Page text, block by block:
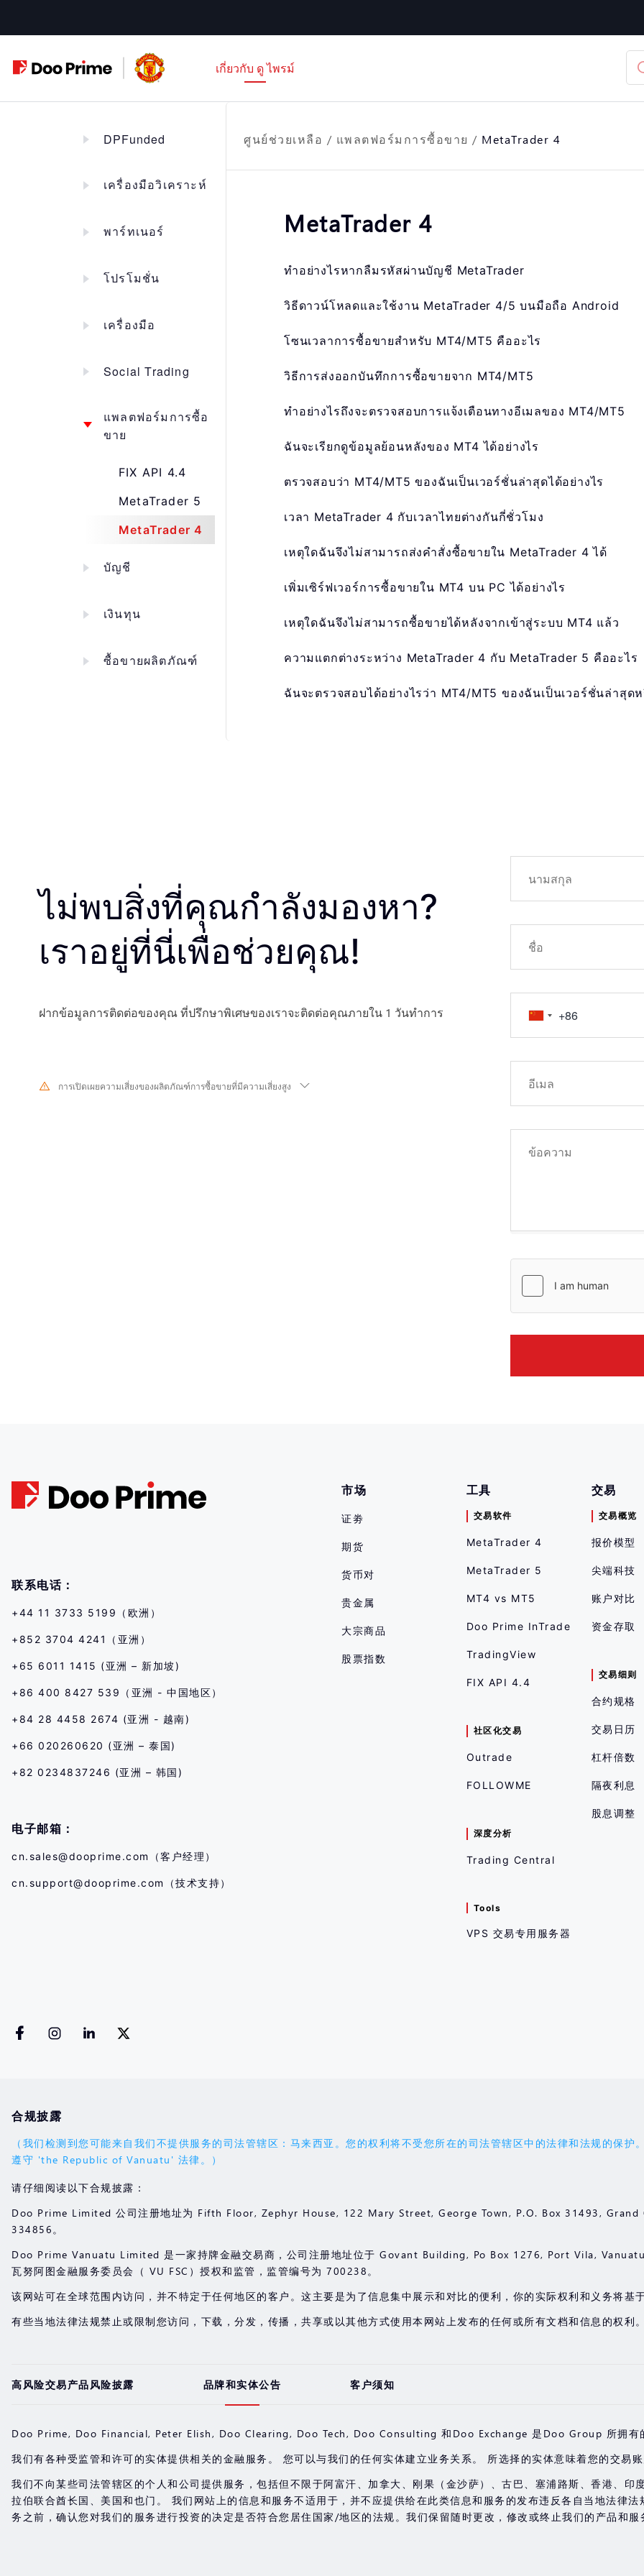
ไป
เนื้อหา
เกี่ยวกับ ดู ไพรม์
DPFunded
เครื่องมือวิเคราะห์
พาร์ทเนอร์
โปรโมชั่น
เครื่องมือ
Social Trading
แพลตฟอร์มการซื้อ
ขาย
FIX API 4.4
MetaTrader 5
MetaTrader 4
บัญชี
เงินทุน
ซื้อขายผลิตภัณฑ์
ศูนย์ช่วยเหลือ / แพลตฟอร์มการซื้อขาย / MetaTrader 4
MetaTrader 4
ทำอย่างไรหากลืมรหัสผ่านบัญชี MetaTrader
วิธีดาวน์โหลดและใช้งาน MetaTrader 4/5 บนมือถือ Android
โซนเวลาการซื้อขายสำหรับ MT4/MT5 คืออะไร
วิธีการส่งออกบันทึกการซื้อขายจาก MT4/MT5
ทำอย่างไรถึงจะตรวจสอบการแจ้งเตือนทางอีเมลของ MT4/MT5
ฉันจะเรียกดูข้อมูลย้อนหลังของ MT4 ได้อย่างไร
ตรวจสอบว่า MT4/MT5 ของฉันเป็นเวอร์ชั่นล่าสุดได้อย่างไร
เวลา MetaTrader 4 กับเวลาไทยต่างกันกี่ชั่วโมง
เหตุใดฉันจึงไม่สามารถส่งคำสั่งซื้อขายใน MetaTrader 4 ได้
เพิ่มเซิร์ฟเวอร์การซื้อขายใน MT4 บน PC ได้อย่างไร
เหตุใดฉันจึงไม่สามารถซื้อขายได้หลังจากเข้าสู่ระบบ MT4 แล้ว
ความแตกต่างระหว่าง MetaTrader 4 กับ MetaTrader 5 คืออะไร
ฉันจะตรวจสอบได้อย่างไรว่า MT4/MT5 ของฉันเป็นเวอร์ชั่นล่าสุด
ไม่พบสิ่งที่คุณกำลังมองหา?
เราอยู่ที่นี่เพื่อช่วยคุณ!
ฝากข้อมูลการติดต่อของคุณ ที่ปรึกษาพิเศษของเราจะติดต่อคุณภายใน 1 วันทำการ
การเปิดเผยความเสี่ยงของผลิตภัณฑ์การซื้อขายที่มีความเสี่ยงสูง
联系电话：
+44 11 3733 5199（欧洲）
+852 3704 4241（亚洲）
+65 6011 1415 (亚洲 – 新加坡)
+86 400 8427 539（亚洲 - 中国地区）
+84 28 4458 2674 (亚洲 - 越南)
+66 020260620 (亚洲 – 泰国)
+82 0234837246 (亚洲 – 韩国)
电子邮箱：
cn.sales@dooprime.com （客户经理）
cn.support@dooprime.com （技术支持）
市场
证劵
期货
货币对
贵金属
大宗商品
股票指数
工具
交易软件
MetaTrader 4
MetaTrader 5
MT4 vs MT5
Doo Prime InTrade
TradingView
FIX API 4.4
社区化交易
Outrade
FOLLOWME
深度分析
Trading Central
Tools
VPS 交易专用服务器
交易
交易概览
报价模型
尖端科技
账户对比
资金存取
交易细则
合约规格
交易日历
杠杆倍数
隔夜利息
股息调整
合规披露
（我们检测到您可能来自我们不提供服务的司法管辖区：马来西亚。您的权利将不受您所在的司法管辖区中的法律和法规的
遵守 'the Republic of Vanuatu' 法律。）
请仔细阅读以下合规披露：
Doo Prime Limited 公司注册地址为 Fifth Floor, Zephyr House, 122 Mary Street, George Town, P.O. Box 31493, Grand
334856。
Doo Prime Vanuatu Limited 是一家持牌金融交易商，公司注册地址位于 Govant Building, Po Box 1276, Port Vila,
瓦努阿图金融服务委员会（ VU FSC）授权和监管，监管编号为 700238。
该网站可在全球范围内访问，并不特定于任何地区的客户。这主要是为了信息集中展示和对比的便利，你的实际权利和义务将基
有些当地法律法规禁止或限制您访问，下载，分发，传播，共享或以其他方式使用本网站上发布的任何或所有文档和信息的权利。
高风险交易产品风险披露 品牌和实体公告 客户须知
Doo Prime, Doo Financial, Peter Elish, Doo Clearing, Doo Tech, Doo Consulting 和Doo Exchange 是Doo Group 所拥有的
我们有各种受监管和许可的实体提供相关的金融服务。 您可以与我们的任何实体建立业务关系。 所选择的实体意味着您的交易
我们不向某些司法管辖区的个人和公司提供服务，包括但不限于阿富汗、加拿大、刚果（金沙萨）、古巴、塞浦路斯、香港、
拉伯联合酋长国、美国和也门。 我们网站上的信息和服务不适用于，并不应提供给在此类信息和服务的发布违反各自当地法律
务之前，确认您对我们的服务进行投资的决定是否符合您居住国家/地区的法规。我们保留随时更改，修改或终止我们的产品和服